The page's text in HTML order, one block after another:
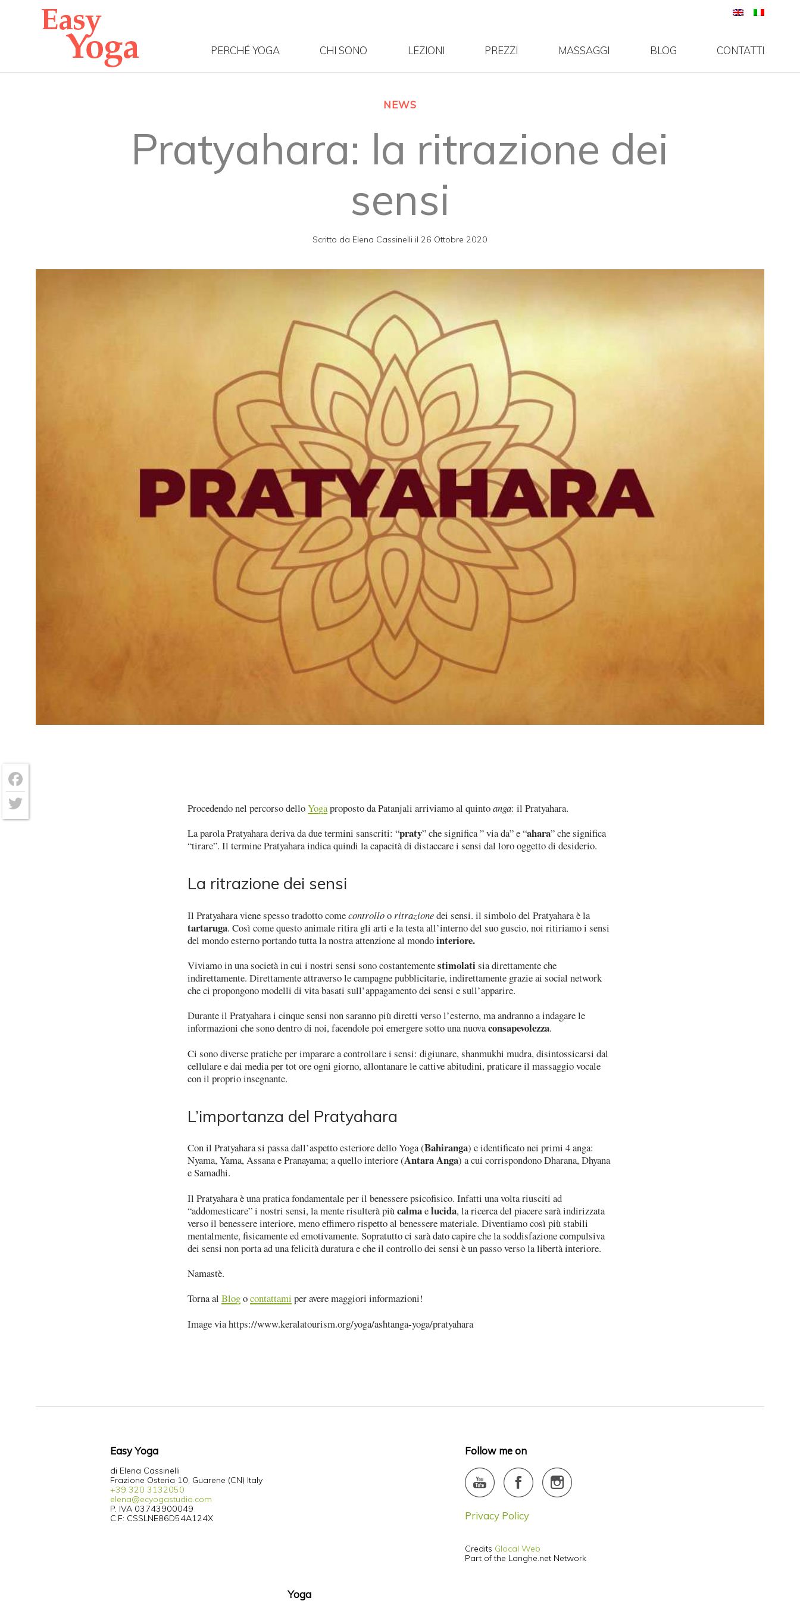
PERCHÉ YOGA CHI SONO LEZIONI PREZZI MASSAGGI BLOG CONTATTI
NEWS
Pratyahara: la ritrazione dei
sensi
Scritto da Elena Cassinelli il 26 Ottobre 2020
Procedendo nel percorso delloYogaproposto da Patanjali arriviamo al quintoanga: il Pratyahara.
La parola Pratyahara deriva da due termini sanscriti: “praty” che significa ” via da” e “ahara” che significa
“tirare”. Il termine Pratyahara indica quindi la capacità di distaccare i sensi dal loro oggetto di desiderio.
La ritrazione dei sensi
Il Pratyahara viene spesso tradotto comecontrollooritrazionedei sensi. il simbolo del Pratyahara è la
tartaruga. Così come questo animale ritira gli arti e la testa all’interno del suo guscio, noi ritiriamo i sensi
del mondo esterno portando tutta la nostra attenzione al mondointeriore.
Viviamo in una società in cui i nostri sensi sono costantementestimolatisia direttamente che
indirettamente. Direttamente attraverso le campagne pubblicitarie, indirettamente grazie ai social network
che ci propongono modelli di vita basati sull’appagamento dei sensi e sull’apparire.
Durante il Pratyahara i cinque sensi non saranno più diretti verso l’esterno, ma andranno a indagare le
informazioni che sono dentro di noi, facendole poi emergere sotto una nuovaconsapevolezza.
Ci sono diverse pratiche per imparare a controllare i sensi: digiunare, shanmukhi mudra, disintossicarsi dal
cellulare e dai media per tot ore ogni giorno, allontanare le cattive abitudini, praticare il massaggio vocale
con il proprio insegnante.
L’importanza del Pratyahara
Con il Pratyahara si passa dall’aspetto esteriore dello Yoga (Bahiranga) e identificato nei primi 4 anga:
Nyama, Yama, Assana e Pranayama; a quello interiore (Antara Anga) a cui corrispondono Dharana, Dhyana
e Samadhi.
Il Pratyahara è una pratica fondamentale per il benessere psicofisico. Infatti una volta riusciti ad
“addomesticare” i nostri sensi, la mente risulterà piùcalmaelucida, la ricerca del piacere sarà indirizzata
verso il benessere interiore, meno effimero rispetto al benessere materiale. Diventiamo così più stabili
mentalmente, fisicamente ed emotivamente. Sopratutto ci sarà dato capire che la soddisfazione compulsiva
dei sensi non porta ad una felicità duratura e che il controllo dei sensi è un passo verso la libertà interiore.
Namastè.
Torna al Blogocontattami per avere maggiori informazioni!
Image via https://www.keralatourism.org/yoga/ashtanga-yoga/pratyahara
Easy Yoga
di Elena Cassinelli
Frazione Osteria 10, Guarene (CN) Italy
+39 320 3132050
elena@ecyogastudio.com
P. IVA 03743900049
C.F: CSSLNE86D54A124X
Follow me on
Privacy Policy
Credits Glocal Web
Part of the Langhe.net Network
Yoga
Facebook
Twitter